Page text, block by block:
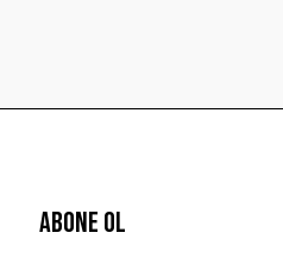
ABONE OL